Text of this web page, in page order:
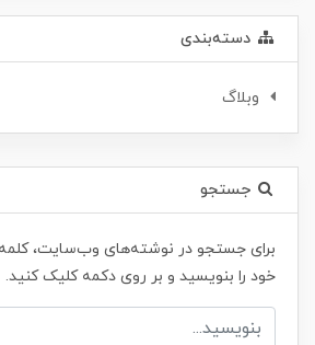
دسته‌بندی
وبلاگ
جستجو
برای جستجو در نوشته‌های وب‌سایت،
خود را بنویسید و بر روی دکمه کلیک کنید.